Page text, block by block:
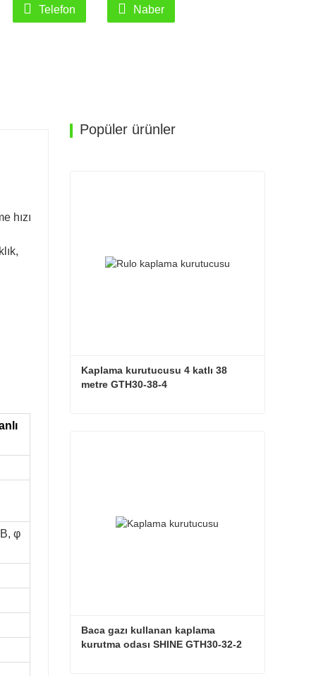
Telefon Naber
hızı
φ
Popüler ürünler
Kaplama kurutucusu 4 katlı 38
metre GTH30-38-4
Baca gazı kullanan kaplama
kurutma odası SHINE GTH30-32-2